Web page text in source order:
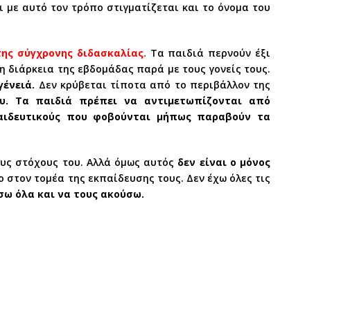
αυτό τον τρόπο στιγματίζεται και το όνομα του
σύγχρονης διδασκαλίας. Τα παιδιά περνούν έξι
της εβδομάδας παρά με τους γονείς τους.
Δεν κρύβεται τίποτα από το περιβάλλον της
Τα παιδιά πρέπει να αντιμετωπίζονται από
που φοβούνται μήπως παραβούν τα
στόχους του. Αλλά όμως αυτός δεν είναι ο μόνος
τομέα της εκπαίδευσης τους. Δεν έχω όλες τις
όλα και να τους ακούσω.